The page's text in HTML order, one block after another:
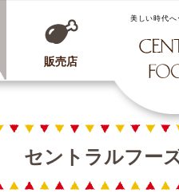
販売店
セントラルフー